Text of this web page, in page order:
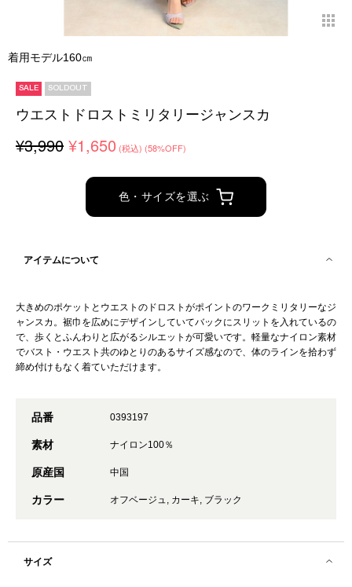
着用モデル160㎝
SALE SOLDOUT
ウエストドロストミリタリージャンスカ
¥3,990 ¥1,650 (税込) (58%OFF)
色・サイズを選ぶ
アイテムについて
大きめのポケットとウエストのドロストがポイントのワークミリタリーなジ
ャンスカ。裾巾を広めにデザインしていてバックにスリットを入れているの
で、歩くとふんわりと広がるシルエットが可愛いです。軽量なナイロン素材
でバスト・ウエスト共のゆとりのあるサイズ感なので、体のラインを拾わず
締め付けもなく着ていただけます。
品番 0393197
素材 ナイロン100％
原産国 中国
カラー オフベージュ, カーキ, ブラック
サイズ